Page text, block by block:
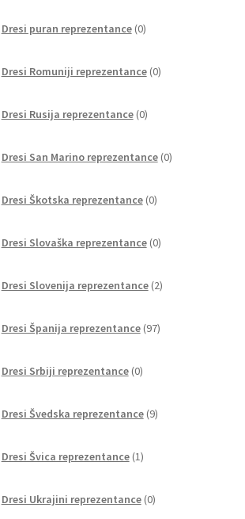
Dresi puran reprezentance 0izdelkov
Dresi Romuniji reprezentance 0izdelkov
Dresi Rusija reprezentance 0izdelkov
Dresi San Marino reprezentance 0izdelkov
Dresi Škotska reprezentance 0izdelkov
Dresi Slovaška reprezentance 0izdelkov
Dresi Slovenija reprezentance 2izdelka
Dresi Španija reprezentance 97izdelkov
Dresi Srbiji reprezentance 0izdelkov
Dresi Švedska reprezentance 9izdelkov
Dresi Švica reprezentance 1izdelek
Dresi Ukrajini reprezentance 0izdelkov